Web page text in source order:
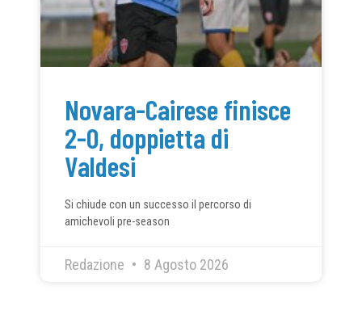
Novara-Cairese finisce
2-0, doppietta di
Valdesi
Si chiude con un successo il percorso di
amichevoli pre-season
Redazione 8 Agosto 2026